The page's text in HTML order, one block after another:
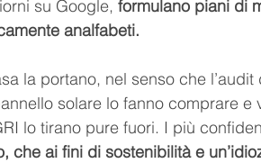
su Google, formulano piani di
analfabeti.
la portano, nel senso che l’audit
solare lo fanno comprare e
lo tirano pure fuori. I più
che ai fini di sostenibilità e